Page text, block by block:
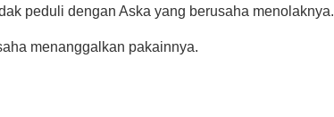
peduli dengan Aska yang berusaha menolaknya.
menanggalkan pakainnya.